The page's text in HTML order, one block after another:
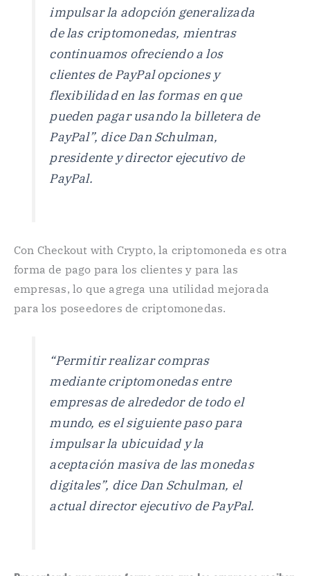
impulsar la adopción generalizada
de las criptomonedas, mientras
continuamos ofreciendo a los
clientes de PayPal opciones y
flexibilidad en las formas en que
pueden pagar usando la billetera de
PayPal”, dice Dan Schulman,
presidente y director ejecutivo de
PayPal.
Con Checkout with Crypto, la criptomoneda es otra
forma de pago para los clientes y para las
empresas, lo que agrega una utilidad mejorada
para los poseedores de criptomonedas.
“Permitir realizar compras
mediante criptomonedas entre
empresas de alrededor de todo el
mundo, es el siguiente paso para
impulsar la ubicuidad y la
aceptación masiva de las monedas
digitales”, dice Dan Schulman, el
actual director ejecutivo de PayPal.